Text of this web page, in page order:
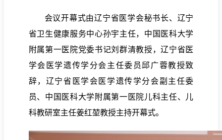
会议开幕式由辽宁省医学会秘书长、辽宁
省卫生健康服务中心孙宇主任，中国医科大学
附属第一医院党委书记刘群清教授，辽宁省医
学会医学遗传学分会主任委员邱广蓉教授致
辞，辽宁省医学会医学遗传学分会副主任委
员、中国医科大学附属第一医院儿科主任、儿
科教研室主任姜红堃教授主持开幕式。